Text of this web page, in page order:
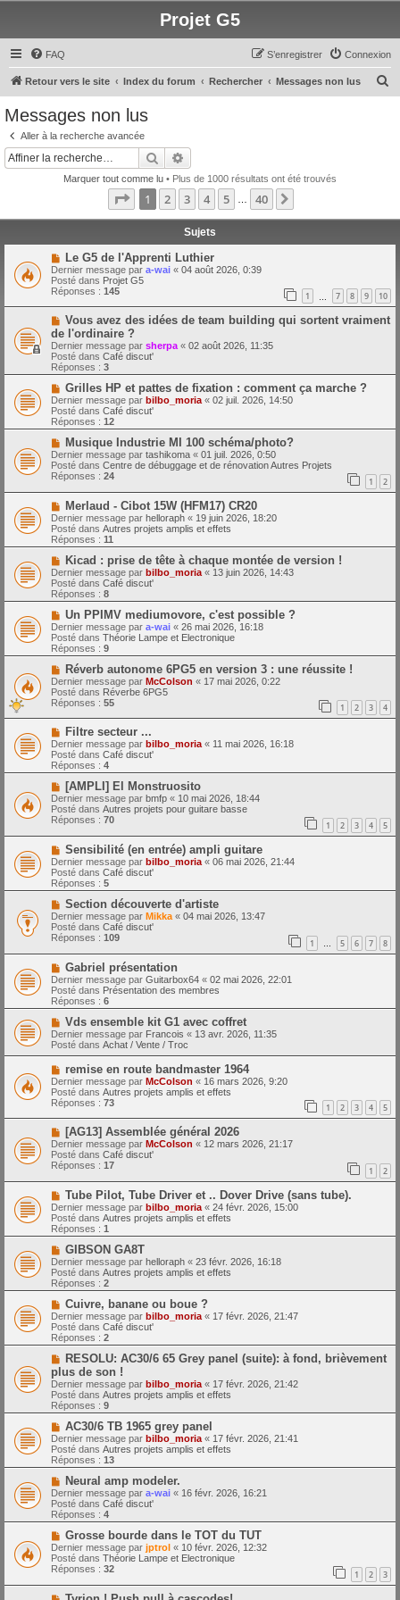
Projet G5
FAQ Connexion
S’enregistrer
Retour vers le site Index du forum Rechercher Messages non lus
Messages non lus
Aller à la recherche avancée
Rechercher
Marquer tout comme lu • Plus de 1000 résultats ont été trouvés
Page 1sur40
1 2 3 4 5 40
Sujets
N
o
u
v
e
a
u
m
e
s
s
a
g
e
Le G5 de l'Apprenti Luthier
Dernier message par a-wai « 04 août 2026, 0:39
Posté dans Projet G5
Réponses : 145 1 7 8 9 10
N
u
v
e
a
u
m
e
s
s
a
g
e
Vous avez des idées de team building qui sortent vraiment
de l'ordinaire ?
Dernier message par sherpa « 02 août 2026, 11:35
Posté dans Café discut'
Réponses : 3
N
o
u
v
e
a
u
m
e
s
s
a
g
e
Grilles HP et pattes de fixation : comment ça marche ?
Dernier message par bilbo_moria « 02 juil. 2026, 14:50
Posté dans Café discut'
Réponses : 12
N
o
u
v
e
a
u
m
e
s
s
a
g
e
Musique Industrie MI 100 schéma/photo?
Dernier message par tashikoma « 01 juil. 2026, 0:50
Posté dans Centre de débuggage et de rénovation Autres Projets
Réponses : 24 1 2
N
o
u
v
e
a
u
m
e
s
s
a
g
e
Merlaud - Cibot 15W (HFM17) CR20
Dernier message par helloraph « 19 juin 2026, 18:20
Posté dans Autres projets amplis et effets
Réponses : 11
N
o
u
v
e
a
m
e
s
s
a
g
e
Kicad : prise de tête à chaque montée de version !
Dernier message par bilbo_moria « 13 juin 2026, 14:43
Posté dans Café discut'
Réponses : 8
N
o
u
v
e
a
u
m
e
s
s
a
g
e
Un PPIMV mediumovore, c'est possible ?
Dernier message par a-wai « 26 mai 2026, 16:18
Posté dans Théorie Lampe et Electronique
Réponses : 9
N
o
u
v
e
a
m
e
s
s
a
g
e
Réverb autonome 6PG5 en version 3 : une réussite !
Dernier message par McColson « 17 mai 2026, 0:22
Posté dans Réverbe 6PG5
Réponses : 55 1 2 3 4
N
o
u
v
e
a
u
m
e
s
s
a
g
e
Filtre secteur ...
Dernier message par bilbo_moria« 11 mai 2026, 16:18
Posté dans Café discut'
Réponses : 4
N
o
u
v
e
a
u
m
e
s
s
a
g
e
[AMPLI] El Monstruosito
Dernier message par bmfp « 10 mai 2026, 18:44
Posté dans Autres projets pour guitare basse
Réponses : 70 1 2 3 4 5
N
o
u
v
e
a
u
m
e
s
s
a
g
e
Sensibilité (en entrée) ampli guitare
Dernier message par bilbo_moria « 06 mai 2026, 21:44
Posté dans Café discut'
Réponses : 5
N
o
u
v
e
a
u
m
e
s
s
a
g
e
Section découverte d'artiste
Dernier message par Mikka « 04 mai 2026, 13:47
Posté dans Café discut'
Réponses : 109 1 … 5 6 7 8
N
o
u
v
e
a
m
e
s
a
g
e
Gabriel présentation
Dernier message par Guitarbox64 « 02 mai 2026, 22:01
Posté dans Présentation des membres
Réponses : 6
N
o
u
v
a
u
m
e
s
s
a
g
e
Vds ensemble kit G1 avec coffret
Dernier message par Francois « 13 avr. 2026, 11:35
Posté dans Achat / Vente / Troc
N
o
u
v
e
a
m
e
s
s
a
g
e
remise en route bandmaster 1964
Dernier message par McColson « 16 mars 2026, 9:20
Posté dans Autres projets amplis et effets
Réponses : 73 1 2 3 4 5
N
o
u
v
e
a
u
m
e
s
s
a
g
e
[AG13] Assemblée général 2026
Dernier message par McColson « 12 mars 2026, 21:17
Posté dans Café discut'
Réponses : 17 1 2
N
o
u
v
e
a
m
e
s
s
a
g
e
Tube Pilot, Tube Driver et .. Dover Drive (sans tube).
Dernier message par bilbo_moria « 24 févr. 2026, 15:00
Posté dans Autres projets amplis et effets
Réponses : 1
N
o
u
v
e
a
m
e
s
s
a
g
e
GIBSON GA8T
Dernier message par helloraph « 23 févr. 2026, 16:18
Posté dans Autres projets amplis et effets
Réponses : 2
N
o
u
v
e
a
u
m
e
s
s
g
e
Cuivre, banane ou boue ?
Dernier message par bilbo_moria « 17 févr. 2026, 21:47
Posté dans Café discut'
Réponses : 2
N
u
v
e
a
m
e
s
s
a
g
e
RESOLU: AC30/6 65 Grey panel (suite): à fond, brièvement
plus de son !
Dernier message par bilbo_moria « 17 févr. 2026, 21:42
Posté dans Autres projets amplis et effets
Réponses : 9
N
o
u
v
e
a
u
m
e
s
s
a
g
e
AC30/6 TB 1965 grey panel
Dernier message par bilbo_moria « 17 févr. 2026, 21:41
Posté dans Autres projets amplis et effets
Réponses : 13
N
o
u
v
e
a
m
e
s
s
a
Neural amp modeler.
Dernier message par a-wai « 16 févr. 2026, 16:21
Posté dans Café discut'
Réponses : 4
N
o
u
v
e
a
u
Grosse bourde dans le TOT du TUT
Dernier message par jptrol « 10 févr. 2026, 12:32
Posté dans Théorie Lampe et Electronique
Réponses : 32 1 2 3
N